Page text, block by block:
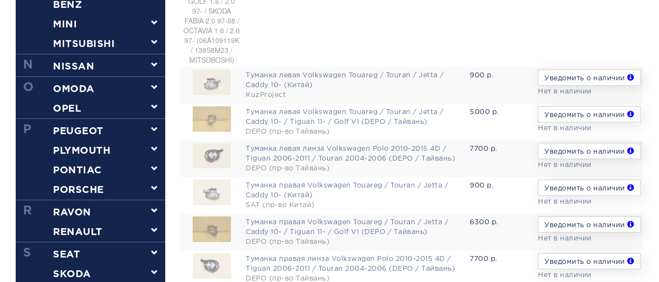
BENZ
MINI
MITSUBISHI
N NISSAN
O OMODA
OPEL
P PEUGEOT
PLYMOUTH
PONTIAC
PORSCHE
R RAVON
RENAULT
S SEAT
SKODA
Туманка левая Volkswagen Touareg / Touran / Jetta /
Caddy 10- (Китай)
KuzProject
900 р. Уведомить о наличии
Нет в наличии
Туманка левая Volkswagen Touareg / Touran / Jetta /
Caddy 10- / Tiguan 11- / Golf VI (DEPO / Тайвань)
DEPO (пр-во Тайвань)
5000 р. Уведомить о наличии
Нет в наличии
Туманка левая линза Volkswagen Polo 2010-2015 4D /
Tiguan 2006-2011 / Touran 2004-2006 (DEPO / Тайвань)
DEPO (пр-во Тайвань)
7700 р. Уведомить о наличии
Нет в наличии
Туманка правая Volkswagen Touareg / Touran / Jetta /
Caddy 10- (Китай)
SAT (пр-во Китай)
900 р. Уведомить о наличии
Нет в наличии
Туманка правая Volkswagen Touareg / Touran / Jetta /
Caddy 10- / Tiguan 11- / Golf VI (DEPO / Тайвань)
DEPO (пр-во Тайвань)
6300 р. Уведомить о наличии
Нет в наличии
Туманка правая линза Volkswagen Polo 2010-2015 4D /
Tiguan 2006-2011 / Touran 2004-2006 (DEPO / Тайвань)
DEPO (пр-во Тайвань)
7700 р. Уведомить о наличии
Нет в наличии